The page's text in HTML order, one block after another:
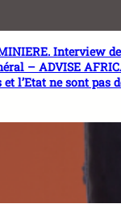
Interview de
– ADVISE
l’Etat ne sont pas